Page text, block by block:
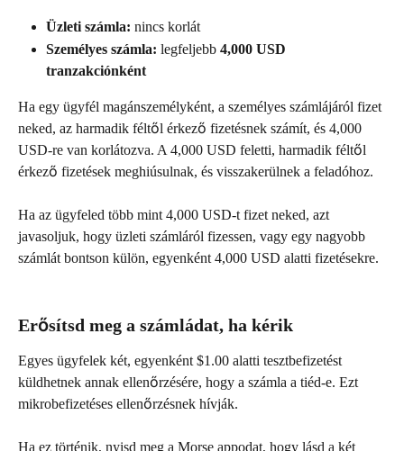
Üzleti számla: nincs korlát
Személyes számla: legfeljebb 4,000 USD
tranzakciónként
Ha egy ügyfél magánszemélyként, a személyes számlájáról fizet
neked, az harmadik féltől érkező fizetésnek számít, és 4,000
USD-re van korlátozva. A 4,000 USD feletti, harmadik féltől
érkező fizetések meghiúsulnak, és visszakerülnek a feladóhoz.
Ha az ügyfeled több mint 4,000 USD-t fizet neked, azt
javasoljuk, hogy üzleti számláról fizessen, vagy egy nagyobb
számlát bontson külön, egyenként 4,000 USD alatti fizetésekre.
Erősítsd meg a számládat, ha kérik
Egyes ügyfelek két, egyenként $1.00 alatti tesztbefizetést
küldhetnek annak ellenőrzésére, hogy a számla a tiéd-e. Ezt
mikrobefizetéses ellenőrzésnek hívják.
Ha ez történik, nyisd meg a Morse appodat, hogy lásd a két